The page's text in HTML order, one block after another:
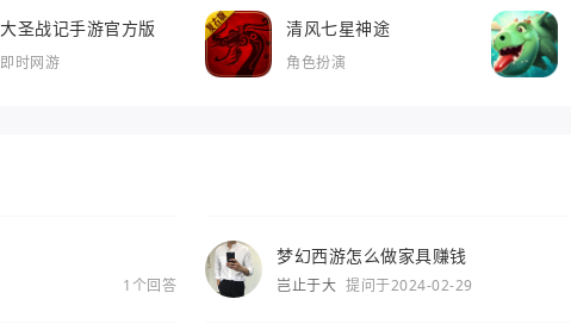
大圣战记手游官方版
即时网游
清风七星神途
角色扮演
1个回答
梦幻西游怎么做家具赚钱
岂止于大 提问于2024-02-29